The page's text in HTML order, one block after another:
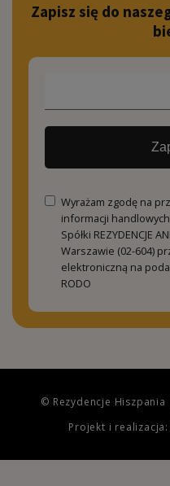
Zapisz się do
Wyrażam zgodę na
informacji
Spółki REZYDENCJE
Warszawie (02-604)
elektroniczną na
RODO
© Rezydencje
Projekt i